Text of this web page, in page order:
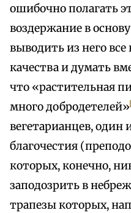
ошибочно полагать
воздержание в
выводить из него
качества и думать
что «растительная
много добродетелей»
вегетарианцев,
благочестия
которых, конечно,
заподозрить в
трапезы которых,